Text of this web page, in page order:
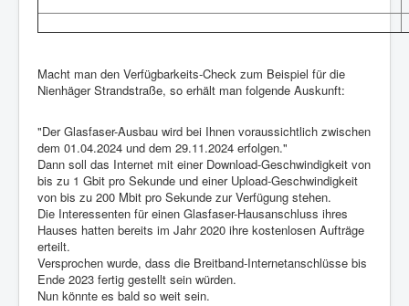
Macht man den Verfügbarkeits-Check zum Beispiel für die
Nienhäger Strandstraße, so erhält man folgende Auskunft:
"Der Glasfaser-Ausbau wird bei Ihnen voraussichtlich zwischen
dem 01.04.2024 und dem 29.11.2024 erfolgen."
Dann soll das Internet mit einer Download-Geschwindigkeit von
bis zu 1 Gbit pro Sekunde und einer Upload-Geschwindigkeit
von bis zu 200 Mbit pro Sekunde zur Verfügung stehen.
Die Interessenten für einen Glasfaser-Hausanschluss ihres
Hauses hatten bereits im Jahr 2020 ihre kostenlosen Aufträge
erteilt.
Versprochen wurde, dass die Breitband-Internetanschlüsse bis
Ende 2023 fertig gestellt sein würden.
Nun könnte es bald so weit sein.